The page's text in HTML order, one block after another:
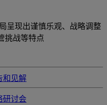
呈现出谨慎乐观、战略调整
挑战等特点
和见解
研讨会